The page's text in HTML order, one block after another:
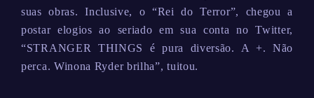
suas obras. Inclusive, o “Rei do Terror”, chegou a
postar elogios ao seriado em sua conta no Twitter,
“STRANGER THINGS é pura diversão. A +. Não
perca. Winona Ryder brilha”, tuitou.